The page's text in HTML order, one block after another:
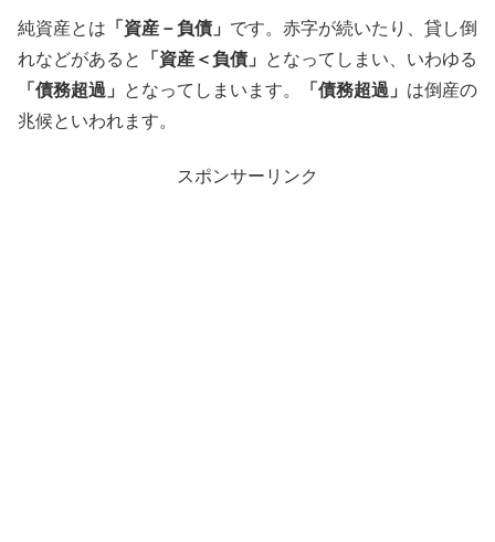
純資産とは 「資産－負債」 です。赤字が続いたり、貸し倒
れなどがあると
「資産＜負債」
となってしまい、いわゆる
「債務超過」
となってしまいます。 「債務超過」 は倒産の
兆候といわれます。
スポンサーリンク